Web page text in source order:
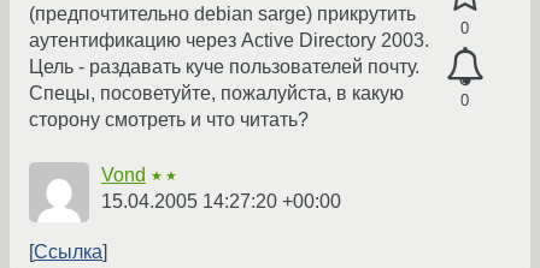
0
0
(предпочтительно debian sarge) прикрутить
аутентификацию через Active Directory 2003.
Цель - раздавать куче пользователей почту.
Спецы, посоветуйте, пожалуйста, в какую
сторону смотреть и что читать?
Vond ★★
15.04.2005 14:27:20 +00:00
Ссылка